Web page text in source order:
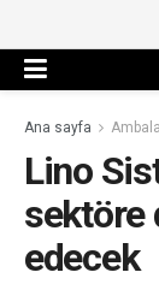
Ana sayfa
Lino
sektöre
edecek